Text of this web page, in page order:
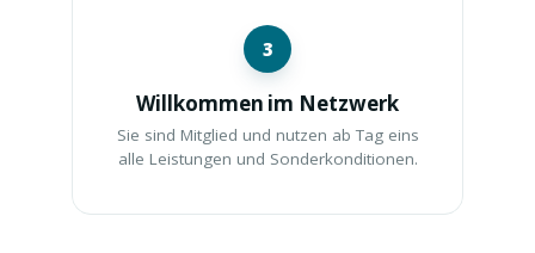
3
Willkommen im Netzwerk
Sie sind Mitglied und nutzen ab Tag eins
alle Leistungen und Sonderkonditionen.